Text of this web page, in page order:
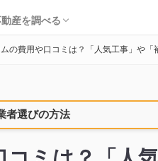
る
動産を調べる
動産売却を調べる
動産購入を調べる
動産投資を調べる
の費用や口コミは？「人気工事」や「
者選びの方法
る
動産売却を調べる
動産購入を調べる
動産投資を調べる